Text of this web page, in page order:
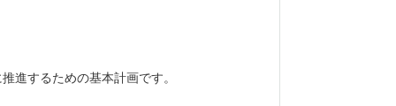
進するための基本計画です。